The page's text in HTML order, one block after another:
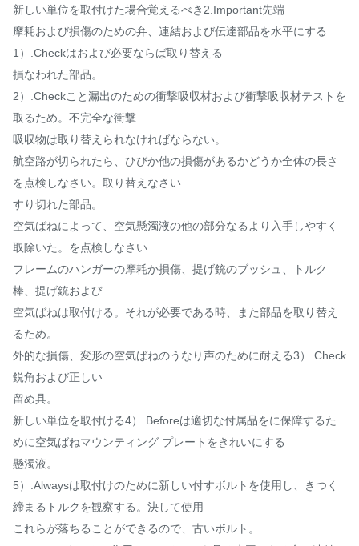
新しい単位を取付けた場合覚えるべき2.Important先端
摩耗および損傷のための弁、連結および伝達部品を水平にする
1）.Checkはおよび必要ならば取り替える
損なわれた部品。
2）.Checkこと漏出のための衝撃吸収材および衝撃吸収材テストを
取るため。不完全な衝撃
吸収物は取り替えられなければならない。
航空路が切られたら、ひびか他の損傷があるかどうか全体の長さ
を点検しなさい。取り替えなさい
すり切れた部品。
空気ばねによって、空気懸濁液の他の部分なるより入手しやすく
取除いた。を点検しなさい
フレームのハンガーの摩耗か損傷、提げ銃のブッシュ、トルク
棒、提げ銃および
空気ばねは取付ける。それが必要である時、また部品を取り替え
るため。
外的な損傷、変形の空気ばねのうなり声のために耐える3）.Check
鋭角および正しい
留め具。
新しい単位を取付ける4）.Beforeは適切な付属品をに保障するた
めに空気ばねマウンティング プレートをきれいにする
懸濁液。
5）.Alwaysは取付けのために新しい付すボルトを使用し、きつく
締まるトルクを観察する。決して使用
これらが落ちることができるので、古いボルト。